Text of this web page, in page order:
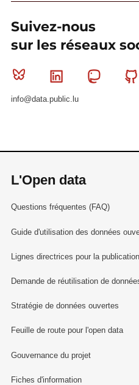
Suivez-nous
sur les réseaux
Bluesky Linkedin
info@data.public.lu
L'Open data
Questions fréquentes (FAQ)
Guide d'utilisation des données
Lignes directrices pour la
Demande de réutilisation de
Stratégie de données ouvertes
Feuille de route pour l'open data
Gouvernance du projet
Fiches d'information